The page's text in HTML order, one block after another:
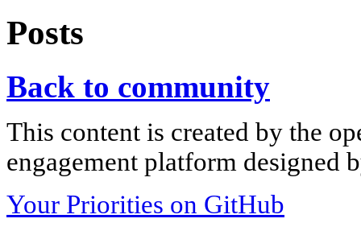
Posts
Back to community
This content is created by the
engagement platform designed
Your Priorities on GitHub